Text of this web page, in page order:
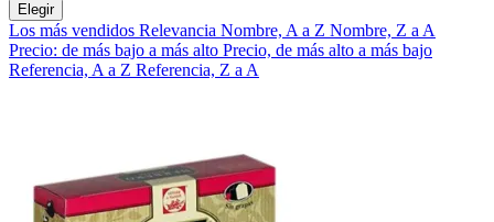
Elegir
Los más vendidos Relevancia Nombre, A a Z Nombre, Z a A
Precio: de más bajo a más alto Precio, de más alto a más bajo
Referencia, A a Z Referencia, Z a A